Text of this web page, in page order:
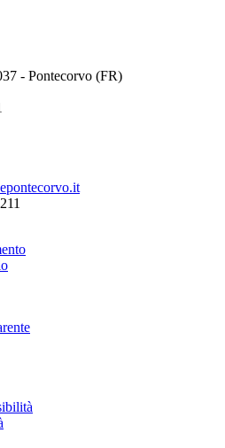
- Pontecorvo (FR)